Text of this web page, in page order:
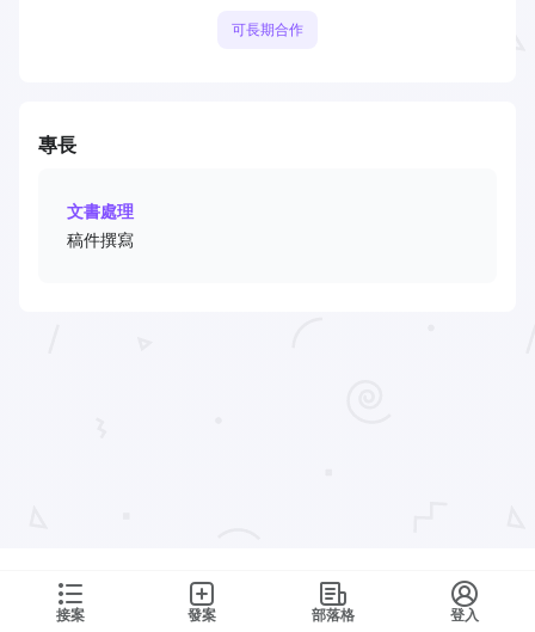
接案 發案 部落格 登入
可長期合作
專長
文書處理
稿件撰寫